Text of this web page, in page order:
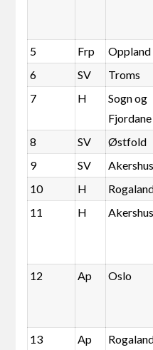
5
Frp Oppland
6
SV Troms
7
H
Sogn og
Fjordane
8 SV Østfold
9
SV Akershus
10
H
11
H Akershus
12
Ap Oslo
13
Ap